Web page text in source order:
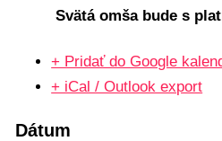
Svätá omša bude s
+ Pridať do Google
+ iCal / Outlook export
Dátum